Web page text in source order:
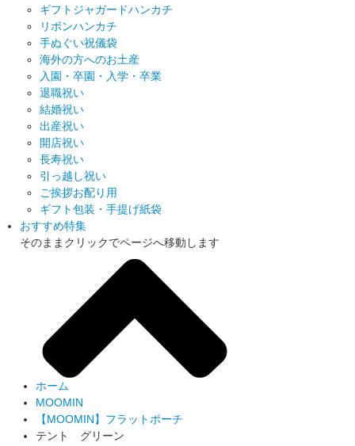
ギフトジャガードハンカチ
リボンハンカチ
手ぬぐい祝儀袋
海外の方へのお土産
入園・卒園・入学・卒業
退職祝い
結婚祝い
出産祝い
開店祝い
長寿祝い
引っ越し祝い
ご挨拶お配り用
ギフト包装・手提げ紙袋
おすすめ特集
そのままクリックでページへ移動します
ホーム
MOOMIN
【MOOMIN】フラットポーチ
テント グリーン